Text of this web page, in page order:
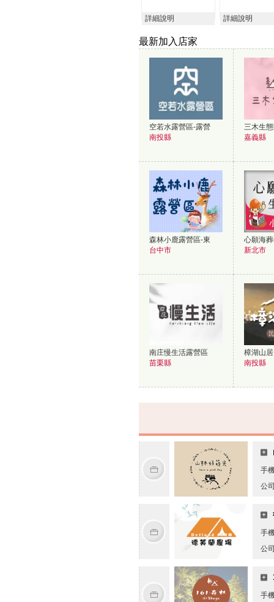
詳細說明 詳細說明
最新加入店家
空若水露營區-露營
南投縣
三木生
嘉義縣
森林小鹿露營區-東
台中市
心願海
新北市
南庄慢生活露營區
苗栗縣
樟湖山
南投縣
手
公
手
公
手